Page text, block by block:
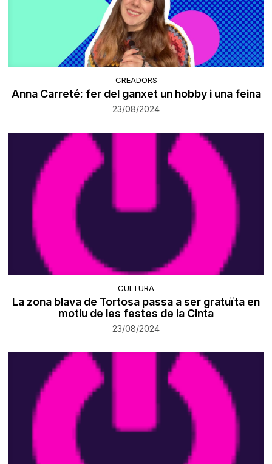
CREADORS
Anna Carreté: fer del ganxet un hobby i una feina
23/08/2024
CULTURA
La zona blava de Tortosa passa a ser gratuïta en
motiu de les festes de la Cinta
23/08/2024